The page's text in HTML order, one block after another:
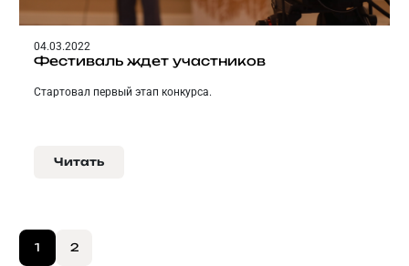
04.03.2022
Фестиваль ждет участников
Стартовал первый этап конкурса.
Читать
1 2